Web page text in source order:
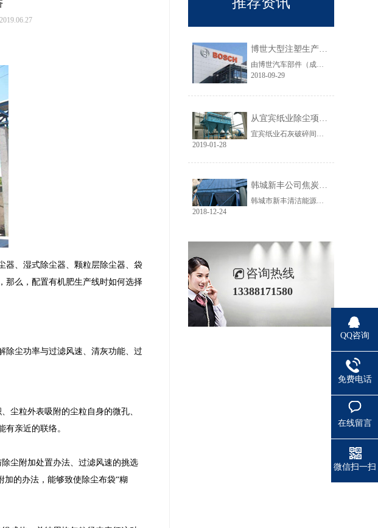
、湿式除尘器、颗粒层除尘器、袋
那么，配置有机肥生产线时如何选择
除尘功率与过滤风速、清灰功能、过
尘粒外表吸附的尘粒自身的微孔、
亲近的联络。
尘附加处置办法、过滤风速的挑选
的办法，能够致使除尘布袋“糊
博世大型注塑生产线VOC净化工程圆满结束
由博世汽车部件（成都）有限公司委托颐思达设计、制造、安装的大型注塑生产线废气净化工程项目于近日全部竣工，试运行效果显示，运行结果完全符合设计要求。
2018-09-29
从宜宾纸业除尘项目成功范例看低成本环保
宜宾纸业石灰破碎间除尘工程于近期完工，在不足30立方的空间内集成了超过三个篮球场大小的过滤面积，处理风量达每小时7万立方，实现了小体积除尘器处理大风量，开启低成本环保的时代，给处在环保高压政策下不堪重负的企业主们带来福音......
2019-01-28
韩城新丰公司焦炭输送线除尘工程完美收官
韩城市新丰清洁能源科技有限公司隶属于上市公司黑猫焦化，焦炭输送线除尘系统于近期完美收官。该输送线共计500多米长，通过布置在高空走廊里的输送皮带连接为一条完整的生产线，过程分为投料、破碎、筛分、传送等工艺。整条输送线分四个转运站、两条分流线，将制备好的焦炭送入煤气生产工段。各个工艺阶段均有大量焦炭粉尘产生，这不仅严重影响现场职业卫生，而且因产尘点高，污染面覆盖范围广。
2018-12-24
咨询热线
13388171580
QQ咨询
免费电话
在线留言
微信扫一扫